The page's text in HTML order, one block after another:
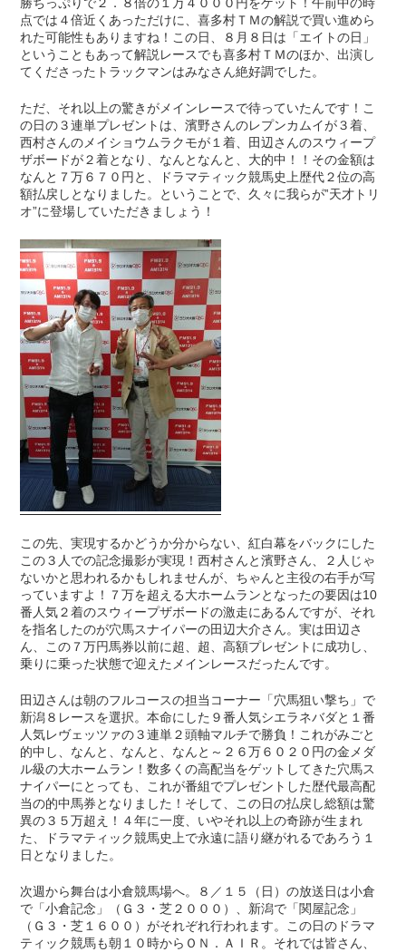
勝ちっぷりで２．８倍の１万４０００円をゲット！午前中の時
点では４倍近くあっただけに、喜多村ＴＭの解説で買い進めら
れた可能性もありますね！この日、８月８日は「エイトの日」
ということもあって解説レースでも喜多村ＴＭのほか、出演し
てくださったトラックマンはみなさん絶好調でした。
ただ、それ以上の驚きがメインレースで待っていたんです！こ
の日の３連単プレゼントは、濱野さんのレプンカムイが３着、
西村さんのメイショウムラクモが１着、田辺さんのスウィープ
ザボードが２着となり、なんとなんと、大的中！！その金額は
なんと７万６７０円と、ドラマティック競馬史上歴代２位の高
額払戻しとなりました。ということで、久々に我らが‟天才トリ
オ”に登場していただきましょう！
この先、実現するかどうか分からない、紅白幕をバックにした
この３人での記念撮影が実現！西村さんと濱野さん、２人じゃ
ないかと思われるかもしれませんが、ちゃんと主役の右手が写
っていますよ！７万を超える大ホームランとなったの要因は10
番人気２着のスウィープザボードの激走にあるんですが、それ
を指名したのが穴馬スナイパーの田辺大介さん。実は田辺さ
ん、この７万円馬券以前に超、超、高額プレゼントに成功し、
乗りに乗った状態で迎えたメインレースだったんです。
田辺さんは朝のフルコースの担当コーナー「穴馬狙い撃ち」で
新潟８レースを選択。本命にした９番人気シエラネバダと１番
人気レヴェッツァの３連単２頭軸マルチで勝負！これがみごと
的中し、なんと、なんと、なんと～２６万６０２０円の金メダ
ル級の大ホームラン！数多くの高配当をゲットしてきた穴馬ス
ナイパーにとっても、これが番組でプレゼントした歴代最高配
当の的中馬券となりました！そして、この日の払戻し総額は驚
異の３５万超え！４年に一度、いやそれ以上の奇跡が生まれ
た、ドラマティック競馬史上で永遠に語り継がれるであろう１
日となりました。
次週から舞台は小倉競馬場へ。８／１５（日）の放送日は小倉
で「小倉記念」（Ｇ３・芝２０００）、新潟で「関屋記念」
（Ｇ３・芝１６００）がそれぞれ行われます。この日のドラマ
ティック競馬も朝１０時からＯＮ．ＡＩＲ。それでは皆さん、